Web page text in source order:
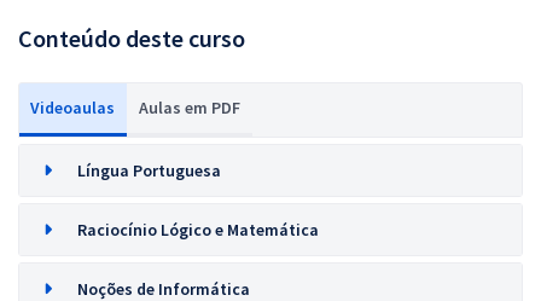
Conteúdo deste curso
Videoaulas Aulas em PDF
Língua Portuguesa
Raciocínio Lógico e Matemática
Noções de Informática